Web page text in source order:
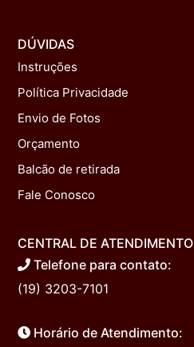
DÚVIDAS
Instruções
Política Privacidade
Envio de Fotos
Orçamento
Balcão de retirada
Fale Conosco
CENTRAL DE ATENDIMENTO
Telefone para contato:
(19) 3203-7101
Horário de Atendimento: